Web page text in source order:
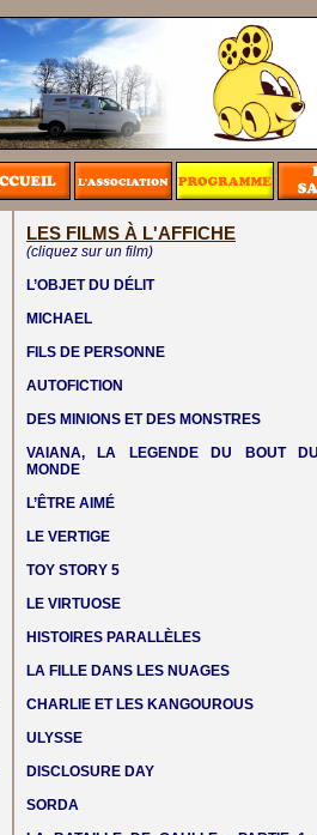
LES FILMS À L'AFFICHE
(cliquez sur un film)
L’OBJET DU DÉLIT
MICHAEL
FILS DE PERSONNE
AUTOFICTION
DES MINIONS ET DES MONSTRES
VAIANA, LA LEGENDE DU BOUT
MONDE
L’ÊTRE AIMÉ
LE VERTIGE
TOY STORY 5
LE VIRTUOSE
HISTOIRES PARALLÈLES
LA FILLE DANS LES NUAGES
CHARLIE ET LES KANGOUROUS
ULYSSE
DISCLOSURE DAY
SORDA